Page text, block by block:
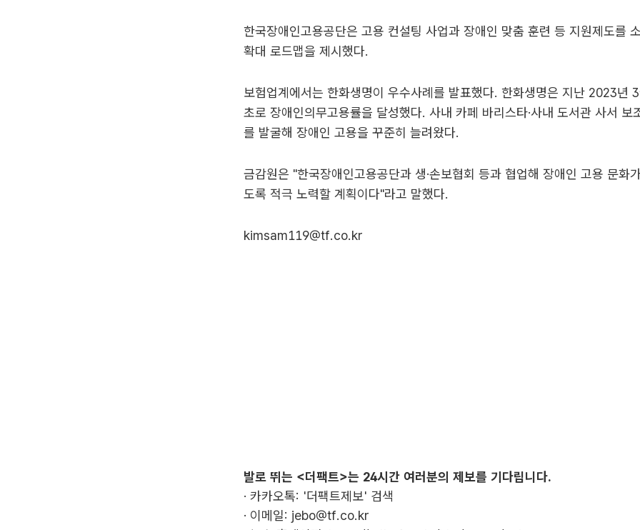
한국장애인고용공단은 고용 컨설팅 사업과 장애인 맞춤 훈련 등 지원제도를
확대 로드맵을 제시했다.
보험업계에서는 한화생명이 우수사례를 발표했다. 한화생명은 지난 2023년
초로 장애인의무고용률을 달성했다. 사내 카페 바리스타·사내 도서관 사서 보
를 발굴해 장애인 고용을 꾸준히 늘려왔다.
금감원은 "한국장애인고용공단과 생·손보협회 등과 협업해 장애인 고용 문화
도록 적극 노력할 계획이다"라고 말했다.
kimsam119@tf.co.kr
발로 뛰는 <더팩트>는 24시간 여러분의 제보를 기다립니다.
· 카카오톡: '더팩트제보' 검색
· 이메일: jebo@tf.co.kr